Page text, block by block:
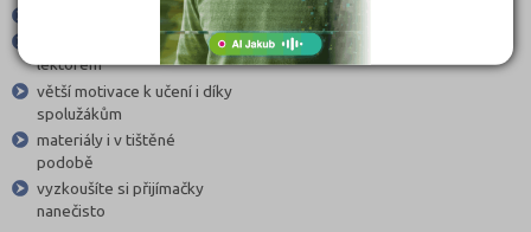
výuka v malé skupině
lepší zpětná vazba s
lektorem
větší motivace k učení i díky
spolužákům
materiály i v tištěné
podobě
vyzkoušíte si přijímačky
nanečisto